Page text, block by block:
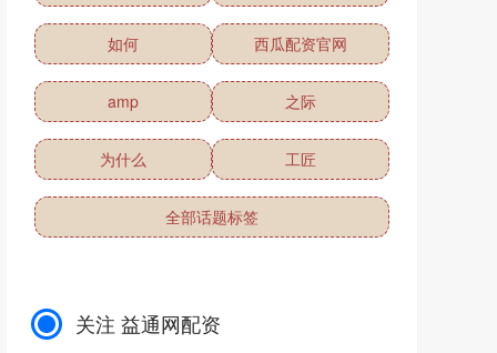
如何 西瓜配资官网
amp 之际
为什么 工匠
全部话题标签
关注 益通网配资